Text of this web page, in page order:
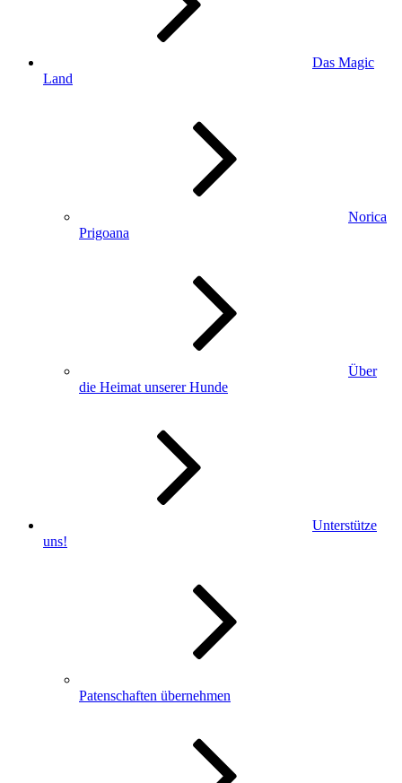
Das Magic
Land
Norica
Prigoana
Über
die Heimat unserer Hunde
Unterstütze
uns!
Patenschaften übernehmen